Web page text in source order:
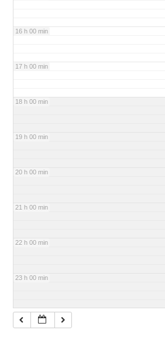
16 h 00 min
17 h 00 min
18 h 00 min
19 h 00 min
20 h 00 min
21 h 00 min
22 h 00 min
23 h 00 min